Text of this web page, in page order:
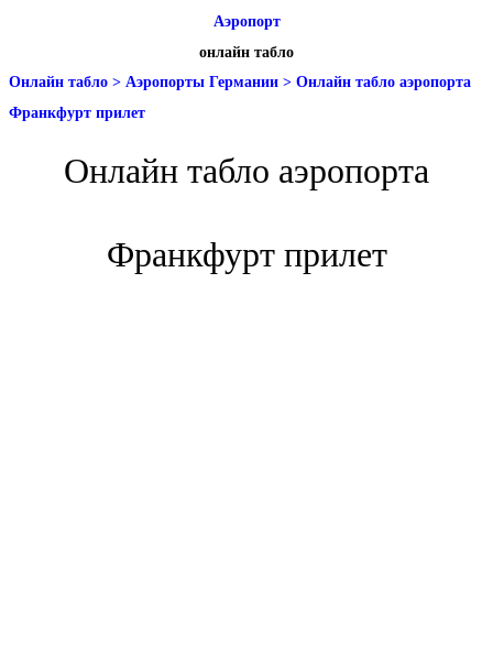
Аэропорт
онлайн табло
Онлайн табло > Аэропорты Германии > Онлайн табло аэропорта
Франкфурт прилет
Онлайн табло аэропорта
Франкфурт прилет